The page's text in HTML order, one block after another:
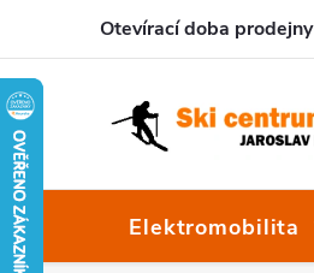
obsah
Otevírací doba prodejny
Elektromobilita